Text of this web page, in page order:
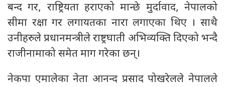
बन्द गर, राष्ट्रियता हराएको मान्छे मुर्दावाद, नेपालको
सीमा रक्षा गर लगायतका नारा लगाएका थिए । साथै
उनीहरुले प्रधानमन्त्रीले राष्ट्रघाती अभिव्यक्ति दिएको भन्दै
राजीनामाको समेत माग गरेका छन्।
नेकपा एमालेका नेता आनन्द प्रसाद पोखरेलले नेपालले